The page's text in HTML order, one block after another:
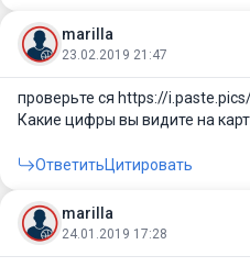
marilla
23.02.2019 21:47
проверьте ся https://
Какие цифры вы видите на
ОтветитьЦитировать
marilla
24.01.2019 17:28